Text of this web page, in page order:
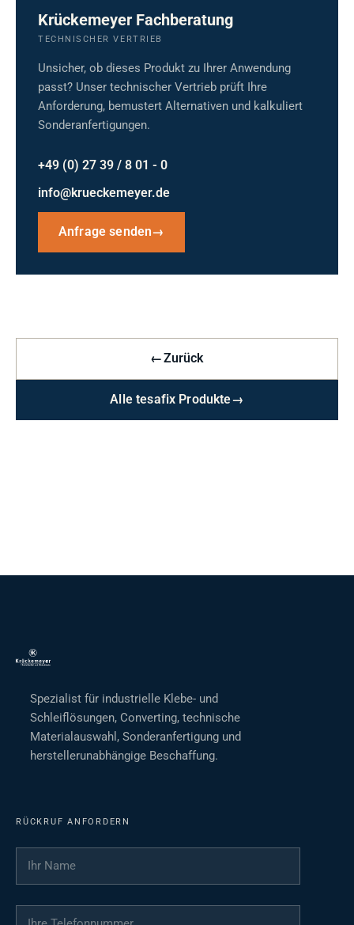
Krückemeyer Fachberatung
TECHNISCHER VERTRIEB
Unsicher, ob dieses Produkt zu Ihrer Anwendung
passt? Unser technischer Vertrieb prüft Ihre
Anforderung, bemustert Alternativen und kalkuliert
Sonderanfertigungen.
+49 (0) 27 39 / 8 01 - 0
info@krueckemeyer.de
Anfrage senden→
←Zurück
Alle tesafix Produkte→
Spezialist für industrielle Klebe- und
Schleiflösungen, Converting, technische
Materialauswahl, Sonderanfertigung und
herstellerunabhängige Beschaffung.
RÜCKRUF ANFORDERN
Ihr Name
Ihre Telefonnummer